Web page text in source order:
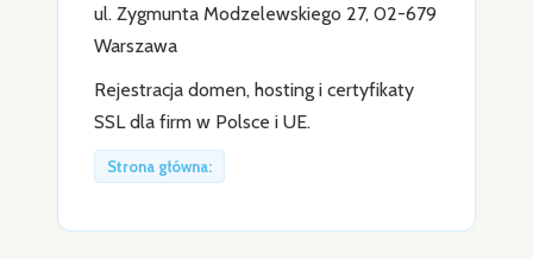
ul. Zygmunta Modzelewskiego 27, 02-679
Warszawa
Rejestracja domen, hosting i certyfikaty
SSL dla firm w Polsce i UE.
Strona główna: